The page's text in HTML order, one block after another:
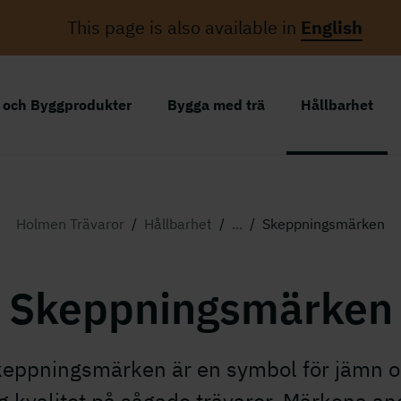
och Byggprodukter Bygga med trä Hållbarhet
Holmen Trävaror / Hållbarhet / ... / Skeppningsmärken
Skeppningsmärken
är en symbol för jämn
This page is also available in English